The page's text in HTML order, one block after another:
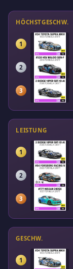
HÖCHSTGESCHW.
1
2
3
LEISTUNG
1
2
3
GESCHW.
1